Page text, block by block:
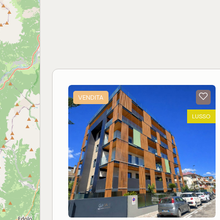
impreziosito daspazi verdi condominialie da
un valore aggiunto che rende l'immobile
particolarmente interessante anche per un
utilizzo turistico. La vicinanza al mare, le
contenute spese condominiali
, la presenza
della piscina e degli spazi verdi rendono
questa soluzione ideale sia come
vacanze, sia comeinvestimentoper locazioni
estive, con ottime prospettive di
redditività.
VENDITA
LUSSO